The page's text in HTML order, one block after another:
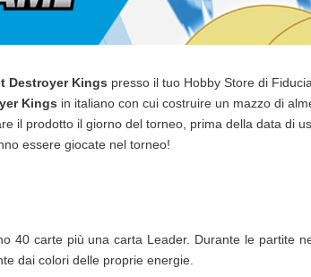
Destroyer Kings presso il tuo Hobby Store di
Kings in italiano con cui costruire un mazzo di
il prodotto il giorno del torneo, prima della data di
essere giocate nel torneo!
40 carte più una carta Leader. Durante le partite
dai colori delle proprie energie.